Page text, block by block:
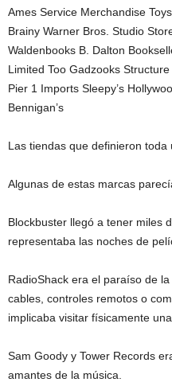
Ames Service Merchandise
Brainy Warner Bros. Studio
Waldenbooks B. Dalton
Limited Too Gadzooks
Pier 1 Imports Sleepy’s
Bennigan’s
Las tiendas que definieron toda
Algunas de estas marcas
Blockbuster llegó a tener miles
representaba las noches de
RadioShack era el paraíso de
cables, controles remotos o
implicaba visitar físicamente una
Sam Goody y Tower Records
amantes de la música.